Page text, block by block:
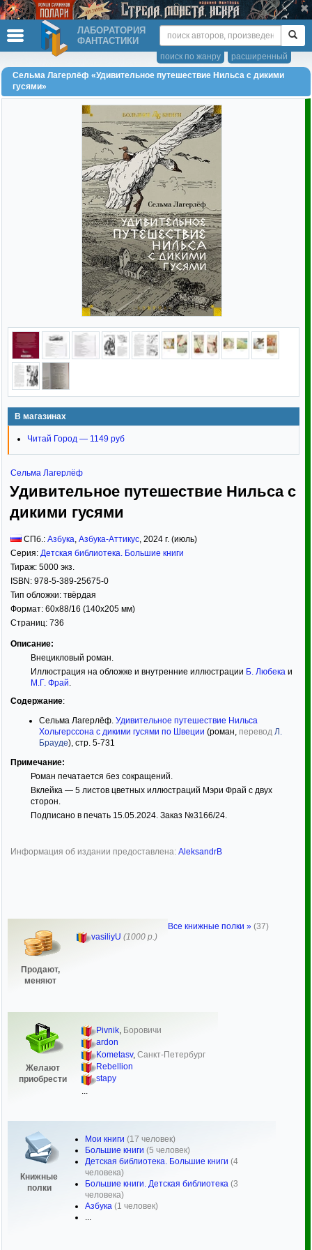
ЛАБОРАТОРИЯ
ФАНТАСТИКИ
расширенный
поиск по жанру
Сельма Лагерлёф «Удивительное путешествие Нильса с дикими
гусями»
В магазинах
Читай Город — 1149 руб
Сельма Лагерлёф
Удивительное путешествие Нильса с
дикими гусями
СПб.: Азбука Азбука-Аттикус 2024 г. (июль)
Серия: Детская библиотека. Большие книги
Тираж: 5000 экз.
ISBN: 978-5-389-25675-0
Тип обложки: твёрдая
Формат: 60x88/16 (140x205 мм)
Страниц: 736
Описание:
Внецикловый роман.
Иллюстрация на обложке и внутренние иллюстрации Б. Любека и
М.Г. Фрай
Содержание:
Сельма Лагерлёф. Удивительное путешествие Нильса
Хольгерссона с дикими гусями по Швеции (роман, перевод Л.
Брауде), стр. 5-731
Примечание:
Роман печатается без сокращений.
Вклейка — 5 листов цветных иллюстраций Мэри Фрай с двух
сторон.
Подписано в печать 15.05.2024. Заказ №3166/24.
Информация об издании предоставлена: AleksandrB
Продают,
меняют
vasiliyU (1000 р.)
Желают
приобрести
Pivnik, Боровичи
ardon
Kometasv, Санкт-Петербург
Rebellion
stapy
Книжные
полки
Мои книги (17 человек)
Большие книги (5 человек)
Детская библиотека. Большие книги (4
человека)
Большие книги. Детская библиотека (3
человека)
Азбука (1 человек)
...
Все книжные полки » (37)